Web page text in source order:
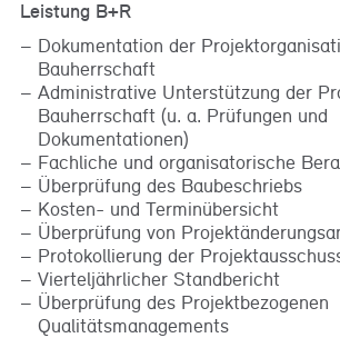
Leistung B+R
Dokumentation der
Bauherrschaft
Administrative Unterstützung der
Bauherrschaft (u. a. Prüfungen und
Dokumentationen)
Fachliche und organisatorische
Überprüfung des Baubeschriebs
Kosten- und Terminübersicht
Überprüfung von
Protokollierung der
Vierteljährlicher Standbericht
Überprüfung des Projektbezogenen
Qualitätsmanagements